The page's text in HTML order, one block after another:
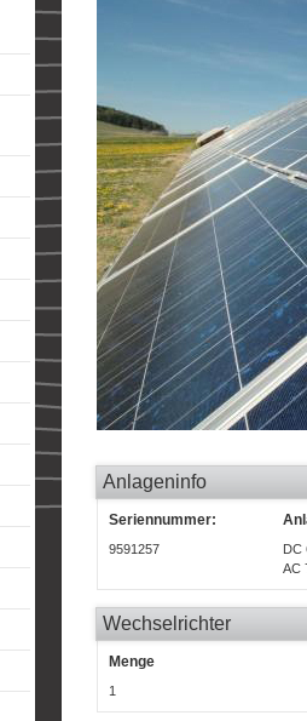
Anlageninfo
Seriennummer:
9591257
DC
AC
Wechselrichter
Menge
1